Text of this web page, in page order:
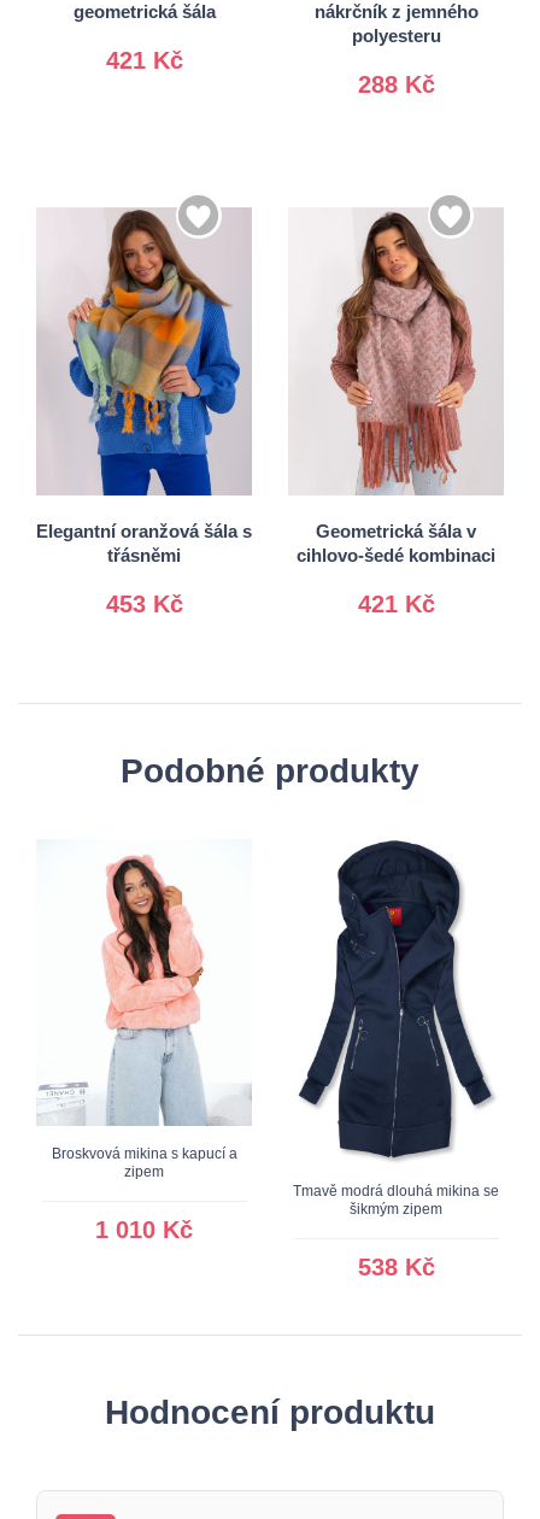
geometrická šála
421 Kč
nákrčník z jemného
polyesteru
288 Kč
Elegantní oranžová šála s
třásněmi
453 Kč
Univerzální
Geometrická šála v
cihlovo-šedé kombinaci
421 Kč
Univerzální
Podobné produkty
Broskvová mikina s kapucí a
zipem
1 010 Kč
Tmavě modrá dlouhá mikina se
šikmým zipem
538 Kč
Hodnocení produktu